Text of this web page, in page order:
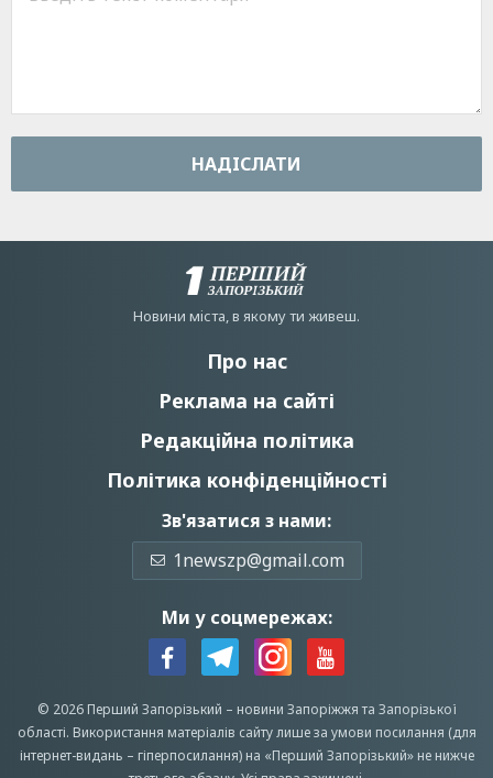
НАДIСЛАТИ
Новини мiста, в якому ти живеш.
Про нас
Реклама на сайті
Редакційна політика
Політика конфіденційності
Зв'язатися з нами:
1newszp@gmail.com
Ми у соцмережах:
© 2026 Перший Запорізький – новини Запоріжжята Запорізької
області. Використання матеріалів сайту лише за умови посилання (для
інтернет-видань – гіперпосилання) на «Перший Запорiзький» не нижче